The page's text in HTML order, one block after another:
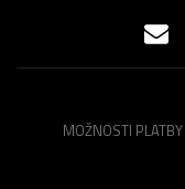
MOŽNOSTI PLATBY